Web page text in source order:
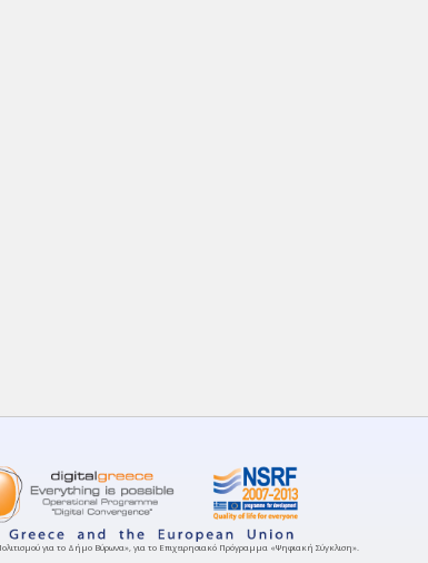
για το Δήμο Βύρωνα», για το Επιχειρησιακό Πρόγραμμα «Ψηφιακή Σύγκλιση».